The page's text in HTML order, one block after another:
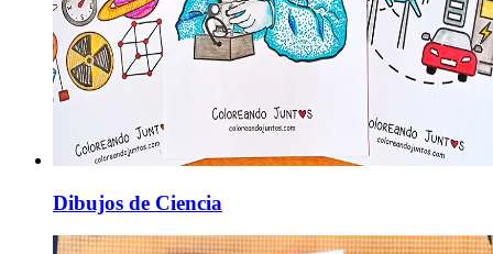
Dibujos de Ciencia